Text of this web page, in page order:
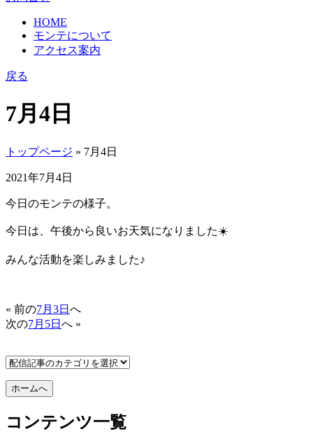
HOME
モンテについて
アクセス案内
戻る
7月4日
トップページ » 7月4日
2021年7月4日
今日のモンテの様子。
今日は、午後から良いお天気になりました☀️
みんな活動を楽しみました♪
« 前の7月3日 へ
次の7月5日 へ »
コンテンツ一覧